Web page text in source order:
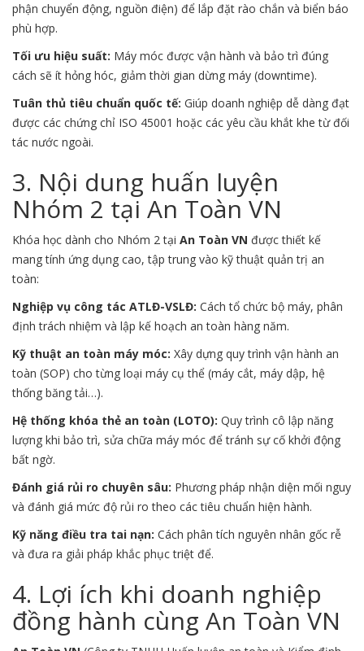
phận chuyển động, nguồn điện) để lắp đặt rào chắn và biển báo
phù hợp.
Tối ưu hiệu suất: Máy móc được vận hành và bảo trì đúng
cách sẽ ít hỏng hóc, giảm thời gian dừng máy (downtime).
Tuân thủ tiêu chuẩn quốc tế: Giúp doanh nghiệp dễ dàng đạt
được các chứng chỉ ISO 45001 hoặc các yêu cầu khắt khe từ đối
tác nước ngoài.
3. Nội dung huấn luyện
Nhóm 2 tại An Toàn VN
Khóa học dành cho Nhóm 2 tại An Toàn VN được thiết kế
mang tính ứng dụng cao, tập trung vào kỹ thuật quản trị an
toàn:
Nghiệp vụ công tác ATLĐ-VSLĐ: Cách tổ chức bộ máy, phân
định trách nhiệm và lập kế hoạch an toàn hàng năm.
Kỹ thuật an toàn máy móc: Xây dựng quy trình vận hành an
toàn (SOP) cho từng loại máy cụ thể (máy cắt, máy dập, hệ
thống băng tải…).
Hệ thống khóa thẻ an toàn (LOTO): Quy trình cô lập năng
lượng khi bảo trì, sửa chữa máy móc để tránh sự cố khởi động
bất ngờ.
Đánh giá rủi ro chuyên sâu: Phương pháp nhận diện mối nguy
và đánh giá mức độ rủi ro theo các tiêu chuẩn hiện hành.
Kỹ năng điều tra tai nạn: Cách phân tích nguyên nhân gốc rễ
và đưa ra giải pháp khắc phục triệt để.
4. Lợi ích khi doanh nghiệp
đồng hành cùng An Toàn VN